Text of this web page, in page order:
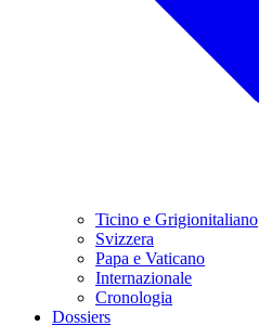
Ticino e Grigionitaliano
Svizzera
Papa e Vaticano
Internazionale
Cronologia
Dossiers